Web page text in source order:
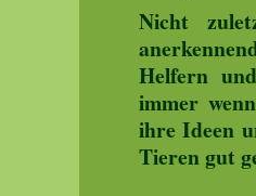
Nicht
Helfern
immer
ihre Ideen
Tieren gut